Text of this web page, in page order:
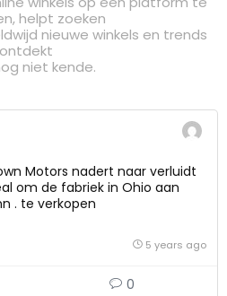
helpt zoeken
nieuwe winkels en trends
ontdekt
niet kende.
Motors nadert naar verluidt
om de fabriek in Ohio aan
. te verkopen
5 years ago
0